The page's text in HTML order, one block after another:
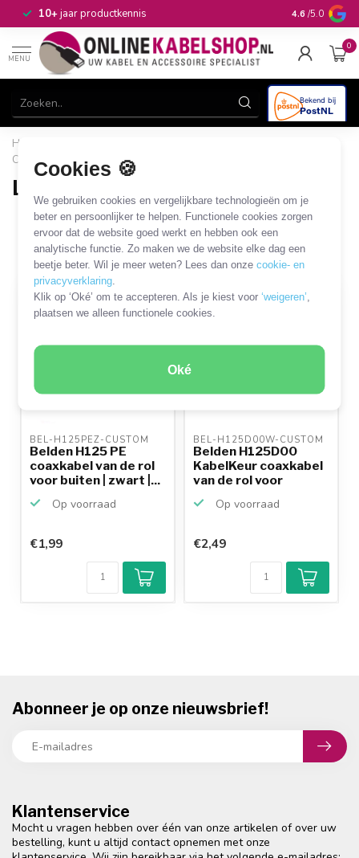
Cookies 🍪
We gebruiken cookies en vergelijkbare technologieën om je
beter en persoonlijker te helpen. Functionele cookies zorgen
ervoor dat de website goed werkt en hebben ook een
analytische functie. Zo maken we de website elke dag een
beetje beter. Wil je meer weten? Lees dan onzecookie- en
privacyverklaring
Klik op ‘Oké’ om te accepteren. Als je kiest voor‘weigeren’
plaatsen we alleen functionele cookies.
Oké
10+jaar productkennis 4.6 /5.0
MENU
0
Home
Coaxkabel zonder connectoren
Losse coaxkabel per meter
2 PRODUCTEN
Filters SORTEER OP
BEL-H125PEZ-CUSTOM
Belden H125 PE
coaxkabel van de rol
voor buiten | zwart |...
Op voorraad
€1,99
BEL-H125D00W-CUSTOM
Belden H125D00
KabelKeur coaxkabel
van de rol voor
Op voorraad
€2,49
Klantenservice
Mocht u vragen hebben over één van onze artikelen of over uw
bestelling, kunt u altijd contact opnemen met onze
Abonneer je op onze nieuwsbrief!